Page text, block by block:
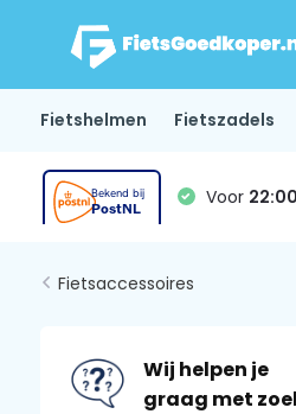
Fietshelmen Fietszadels
Voor 22:00
Fietsaccessoires
Wij helpen je
graag met